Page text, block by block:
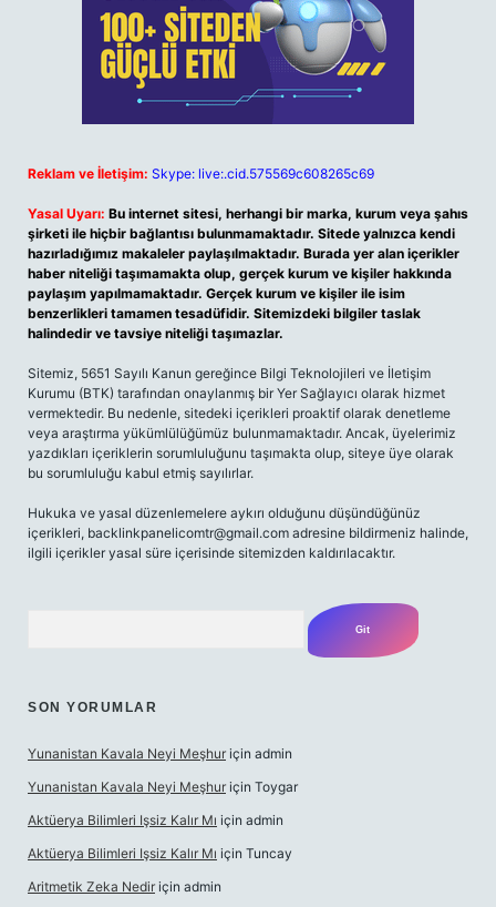
Reklam ve İletişim: Skype: live:.cid.575569c608265c69
Yasal Uyarı: Bu internet sitesi, herhangi bir marka, kurum veya şahıs
şirketi ile hiçbir bağlantısı bulunmamaktadır. Sitede yalnızca kendi
hazırladığımız makaleler paylaşılmaktadır. Burada yer alan içerikler
haber niteliği taşımamakta olup, gerçek kurum ve kişiler hakkında
paylaşım yapılmamaktadır. Gerçek kurum ve kişiler ile isim
benzerlikleri tamamen tesadüfidir. Sitemizdeki bilgiler taslak
halindedir ve tavsiye niteliği taşımazlar.
Sitemiz, 5651 Sayılı Kanun gereğince Bilgi Teknolojileri ve İletişim
Kurumu (BTK) tarafından onaylanmış bir Yer Sağlayıcı olarak hizmet
vermektedir. Bu nedenle, sitedeki içerikleri proaktif olarak denetleme
veya araştırma yükümlülüğümüz bulunmamaktadır. Ancak, üyelerimiz
yazdıkları içeriklerin sorumluluğunu taşımakta olup, siteye üye olarak
bu sorumluluğu kabul etmiş sayılırlar.
Hukuka ve yasal düzenlemelere aykırı olduğunu düşündüğünüz
içerikleri, backlinkpanelicomtr@gmail.com adresine bildirmeniz halinde,
ilgili içerikler yasal süre içerisinde sitemizden kaldırılacaktır.
SON YORUMLAR
Yunanistan Kavala Neyi Meşhur için admin
Yunanistan Kavala Neyi Meşhur için Toygar
Aktüerya Bilimleri Işsiz Kalır Mı için admin
Aktüerya Bilimleri Işsiz Kalır Mı için Tuncay
Aritmetik Zeka Nedir için admin